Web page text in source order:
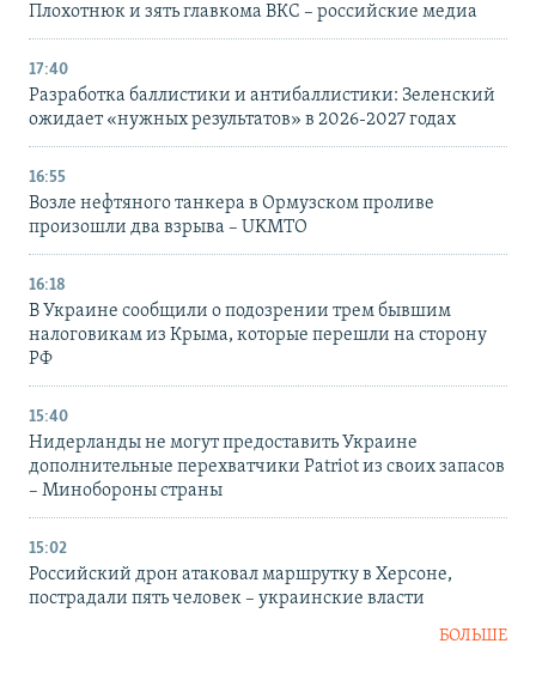
Плохотнюк и зять главкома ВКС – российские медиа
17:40
Разработка баллистики и антибаллистики: Зеленский
ожидает «нужных результатов» в 2026-2027 годах
16:55
Возле нефтяного танкера в Ормузском проливе
произошли два взрыва – UKMTO
16:18
В Украине сообщили о подозрении трем бывшим
налоговикам из Крыма, которые перешли на сторону
РФ
15:40
Нидерланды не могут предоставить Украине
дополнительные перехватчики Patriot из своих запасов
– Минобороны страны
15:02
Российский дрон атаковал маршрутку в Херсоне,
пострадали пять человек – украинские власти
БОЛЬШЕ